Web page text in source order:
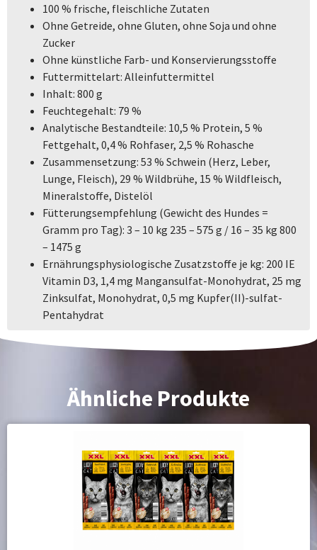
100 % frische, fleischliche Zutaten
Ohne Getreide, ohne Gluten, ohne Soja und ohne
Zucker
Ohne künstliche Farb- und Konservierungsstoffe
Futtermittelart: Alleinfuttermittel
Inhalt: 800 g
Feuchtegehalt: 79 %
Analytische Bestandteile: 10,5 % Protein, 5 %
Fettgehalt, 0,4 % Rohfaser, 2,5 % Rohasche
Zusammensetzung: 53 % Schwein (Herz, Leber,
Lunge, Fleisch), 29 % Wildbrühe, 15 % Wildfleisch,
Mineralstoffe, Distelöl
Fütterungsempfehlung (Gewicht des Hundes =
Gramm pro Tag): 3 – 10 kg 235 – 575 g / 16 – 35 kg 800
– 1475 g
Ernährungsphysiologische Zusatzstoffe je kg: 200 IE
Vitamin D3, 1,4 mg Mangansulfat-Monohydrat, 25 mg
Zinksulfat, Monohydrat, 0,5 mg Kupfer(II)-sulfat-
Pentahydrat
Ähnliche Produkte